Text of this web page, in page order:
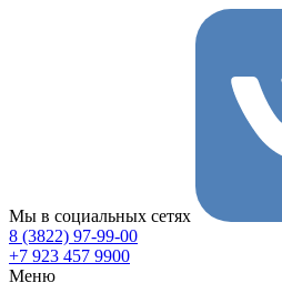
Мы в социальных сетях
8 (3822) 97-99-00
+7 923 457 9900
Меню